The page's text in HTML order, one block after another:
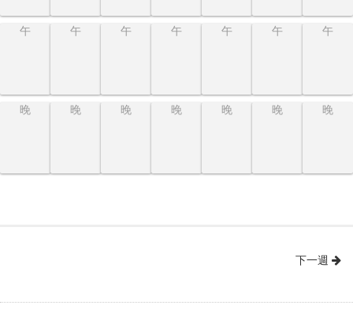
午 午 午 午 午 午 午
晚 晚 晚 晚 晚 晚 晚
下一週